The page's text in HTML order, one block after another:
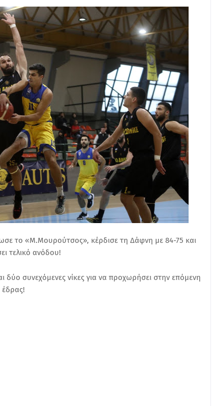
το «Μ.Μουρούτσος», κέρδισε τη Δάφνη με 84-75 και
τελικό ανόδου!
δύο συνεχόμενες νίκες για να προχωρήσει στην επόμενη
έδρας!